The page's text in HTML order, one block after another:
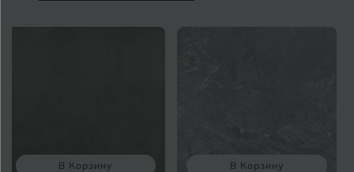
В Корзину В Корзину